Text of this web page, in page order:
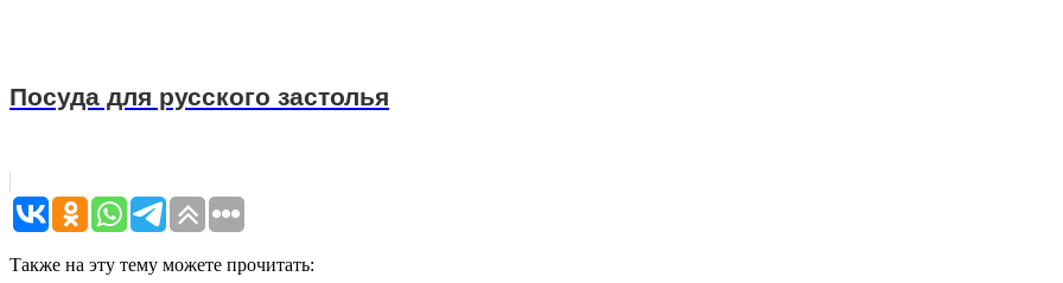
Посуда для русского застолья
Также на эту тему можете прочитать: